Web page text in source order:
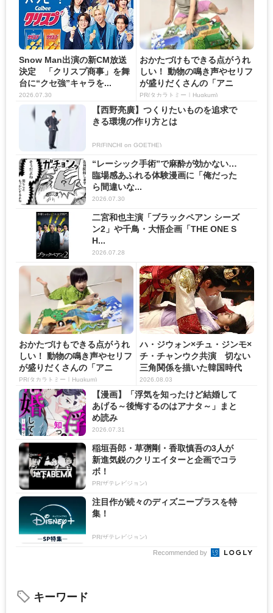
Snow Man出演の新CM放送
決定 「クリスプ商事」を舞
台に“クセ強”キャラを...
2026.07.30
おかたづけもできる点がうれ
しい！ 動物の鳴き声やセリフ
が盛りだくさんの「アニ
ア ...
PR(タカラトミー｜Hugkum)
【西野亮廣】つくりたいものを追求で
きる環境の作り方とは
PR(FINCHI on GOETHE)
“レーシック手術”で麻酔が効かない…
臨場感あふれる体験漫画に「俺だった
ら間違いな...
2026.07.30
二宮和也主演「ブラックペアン シーズ
ン2」や千鳥・大悟企画「THE ONE S
H...
2026.07.28
おかたづけもできる点がうれ
しい！ 動物の鳴き声やセリフ
が盛りだくさんの「アニ
ア ...
PR(タカラトミー｜Hugkum)
ハ・ジウォン×チュ・ジンモ×
チ・チャンウク共演 切ない
三角関係を描いた韓国時代
劇...
2026.08.03
【漫画】「浮気を知ったけど結婚して
あげる～後悔するのはアナタ～」まと
め読み
2026.07.31
稲垣吾郎・草彅剛・香取慎吾の3人が
新進気鋭のクリエイターと企画でコラ
ボ！
PR(ザテレビジョン)
注目作が続々のディズニープラスを特
集！
PR(ザテレビジョン)
Recommended by
キーワード